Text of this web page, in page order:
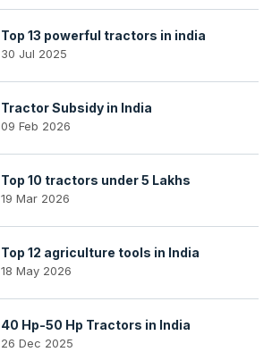
Top 13 powerful tractors in india
30 Jul 2025
Tractor Subsidy in India
09 Feb 2026
Top 10 tractors under 5 Lakhs
19 Mar 2026
Top 12 agriculture tools in India
18 May 2026
40 Hp-50 Hp Tractors in India
26 Dec 2025